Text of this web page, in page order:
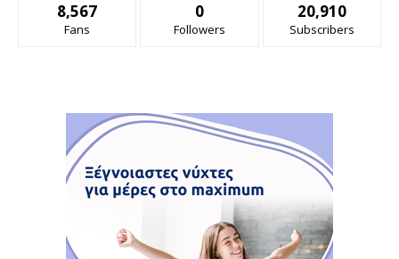
8,567
Fans
0
Followers
20,910
Subscribers